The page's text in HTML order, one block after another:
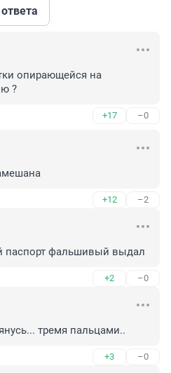
опирающейся на
?
+17 –0
+12 –2
паспорт фальшивый выдал
+2 –0
тремя пальцами..
+3 –0